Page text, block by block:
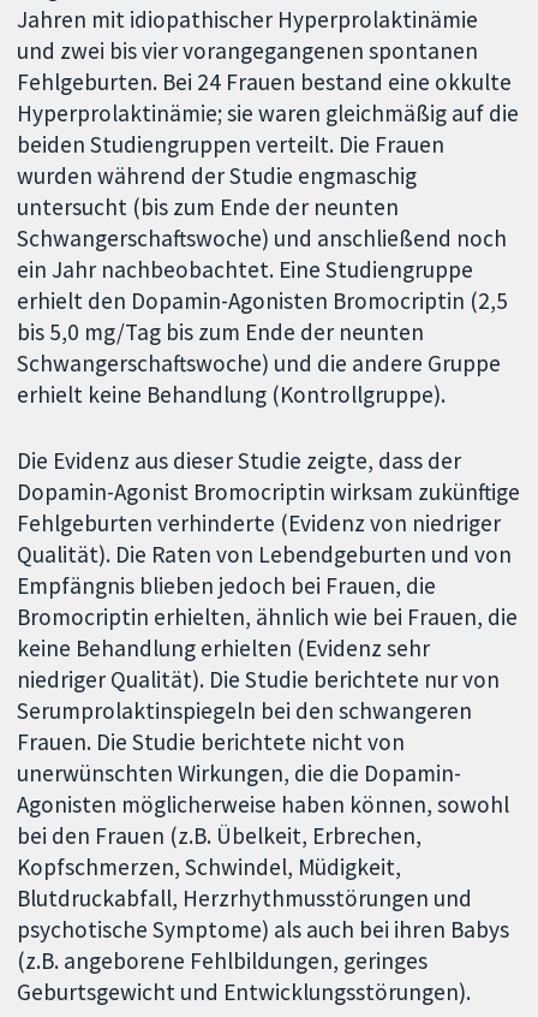
Jahren mit idiopathischer Hyperprolaktinämie
und zwei bis vier vorangegangenen spontanen
Fehlgeburten. Bei 24 Frauen bestand eine okkulte
Hyperprolaktinämie; sie waren gleichmäßig auf die
beiden Studiengruppen verteilt. Die Frauen
wurden während der Studie engmaschig
untersucht (bis zum Ende der neunten
Schwangerschaftswoche) und anschließend noch
ein Jahr nachbeobachtet. Eine Studiengruppe
erhielt den Dopamin-Agonisten Bromocriptin (2,5
bis 5,0 mg/Tag bis zum Ende der neunten
Schwangerschaftswoche) und die andere Gruppe
erhielt keine Behandlung (Kontrollgruppe).
Die Evidenz aus dieser Studie zeigte, dass der
Dopamin-Agonist Bromocriptin wirksam zukünftige
Fehlgeburten verhinderte (Evidenz von niedriger
Qualität). Die Raten von Lebendgeburten und von
Empfängnis blieben jedoch bei Frauen, die
Bromocriptin erhielten, ähnlich wie bei Frauen, die
keine Behandlung erhielten (Evidenz sehr
niedriger Qualität). Die Studie berichtete nur von
Serumprolaktinspiegeln bei den schwangeren
Frauen. Die Studie berichtete nicht von
unerwünschten Wirkungen, die die Dopamin-
Agonisten möglicherweise haben können, sowohl
bei den Frauen (z.B. Übelkeit, Erbrechen,
Kopfschmerzen, Schwindel, Müdigkeit,
Blutdruckabfall, Herzrhythmusstörungen und
psychotische Symptome) als auch bei ihren Babys
(z.B. angeborene Fehlbildungen, geringes
Geburtsgewicht und Entwicklungsstörungen).